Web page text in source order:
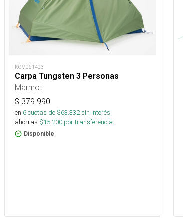
KOM061403
Carpa Tungsten 3 Personas
Marmot
$ 379.990
en 6cuotas de $63.332sin interés
ahorras $15.200 por transferencia.
Disponible